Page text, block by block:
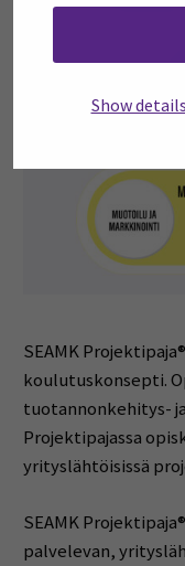
Show
SEAMK
koulutuskonsepti.
tuotannonkehitys-
Projektipajassa
yrityslähtöisissä
SEAMK
palvelevan,